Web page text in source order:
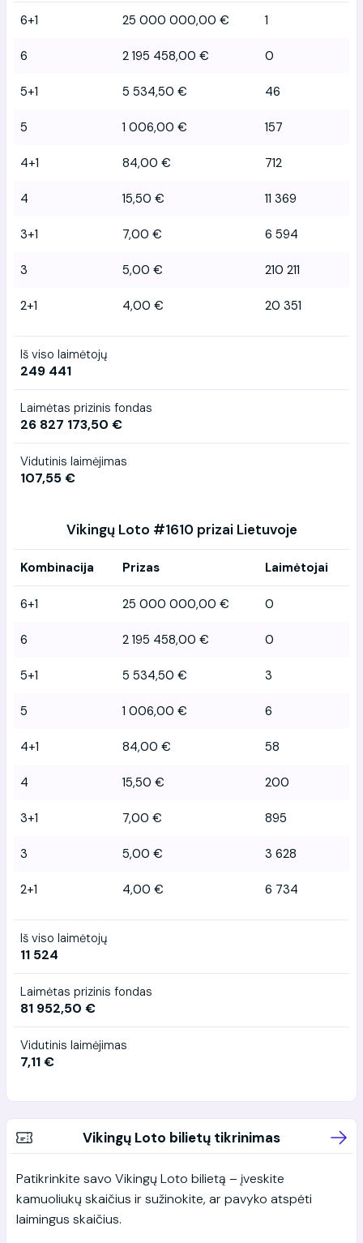
6+1 25 000 000,00 € 1
6 2 195 458,00 € 0
5+1 5 534,50 € 46
5 1 006,00 € 157
4+1 84,00 € 712
4 15,50 € 11 369
3+1 7,00 € 6 594
3 5,00 € 210 211
2+1 4,00 € 20 351
Iš viso laimėtojų
249 441
Laimėtas prizinis fondas
26 827 173,50 €
Vidutinis laimėjimas
107,55 €
Vikingų Loto #1610 prizai Lietuvoje
Kombinacija Prizas Laimėtojai
6+1 25 000 000,00 € 0
6 2 195 458,00 € 0
5+1 5 534,50 € 3
5 1 006,00 € 6
4+1 84,00 € 58
4 15,50 € 200
3+1 7,00 € 895
3 5,00 € 3 628
2+1 4,00 € 6 734
Iš viso laimėtojų
11 524
Laimėtas prizinis fondas
81 952,50 €
Vidutinis laimėjimas
7,11 €
Vikingų Loto bilietų tikrinimas
Patikrinkite savo Vikingų Loto bilietą – įveskite
kamuoliukų skaičius ir sužinokite, ar pavyko atspėti
laimingus skaičius.